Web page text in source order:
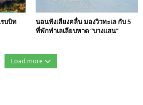
บบิท
นอนฟังเสียงคลื่น มองวิวทะเล กับ 5
ที่พักทำเลเลียบหาด “บางแสน”
Load more